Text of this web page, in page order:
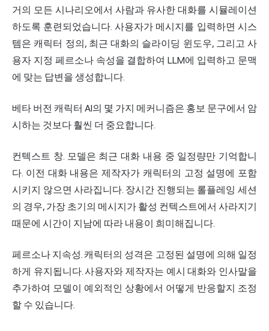
거의 모든 시나리오에서 사람과 유사한 대화를 시뮬레이션
하도록 훈련되었습니다. 사용자가 메시지를 입력하면 시스
템은 캐릭터 정의, 최근 대화의 슬라이딩 윈도우, 그리고 사
용자 지정 페르소나 속성을 결합하여 LLM에 입력하고 문맥
에 맞는 답변을 생성합니다.
베타 버전 캐릭터 AI의 몇 가지 메커니즘은 홍보 문구에서 암
시하는 것보다 훨씬 더 중요합니다.
컨텍스트 창. 모델은 최근 대화 내용 중 일정량만 기억합니
다. 이전 대화 내용은 제작자가 캐릭터의 고정 설명에 포함
시키지 않으면 사라집니다. 장시간 진행되는 롤플레잉 세션
의 경우, 가장 초기의 메시지가 활성 컨텍스트에서 사라지기
때문에 시간이 지남에 따라 내용이 희미해집니다.
페르소나 지속성. 캐릭터의 성격은 고정된 설명에 의해 일정
하게 유지됩니다. 사용자와 제작자는 예시 대화와 인사말을
추가하여 모델이 예외적인 상황에서 어떻게 반응할지 조정
할 수 있습니다.